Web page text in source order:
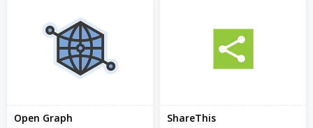
Open Graph ShareThis